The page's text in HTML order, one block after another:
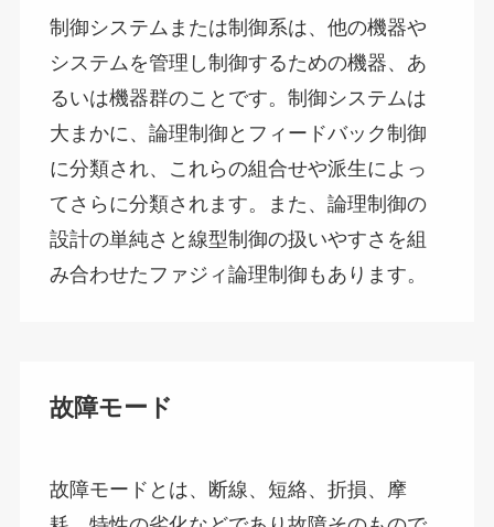
制御システムまたは制御系は、他の機器や
システムを管理し制御するための機器、あ
るいは機器群のことです。制御システムは
大まかに、論理制御とフィードバック制御
に分類され、これらの組合せや派生によっ
てさらに分類されます。また、論理制御の
設計の単純さと線型制御の扱いやすさを組
み合わせたファジィ論理制御もあります。
故障モード
故障モードとは、断線、短絡、折損、摩